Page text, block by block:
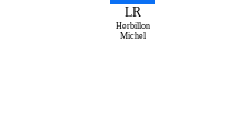
LR
Herbillon
Michel